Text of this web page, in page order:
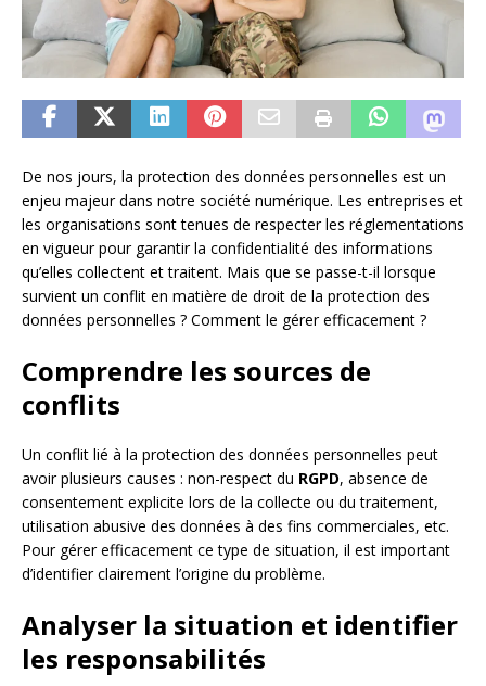
De nos jours, la protection des données personnelles est un
enjeu majeur dans notre société numérique. Les entreprises et
les organisations sont tenues de respecter les réglementations
en vigueur pour garantir la confidentialité des informations
qu’elles collectent et traitent. Mais que se passe-t-il lorsque
survient un conflit en matière de droit de la protection des
données personnelles ? Comment le gérer efficacement ?
Comprendre les sources de
conflits
Un conflit lié à la protection des données personnelles peut
avoir plusieurs causes : non-respect du RGPD, absence de
consentement explicite lors de la collecte ou du traitement,
utilisation abusive des données à des fins commerciales, etc.
Pour gérer efficacement ce type de situation, il est important
d’identifier clairement l’origine du problème.
Analyser la situation et identifier
les responsabilités